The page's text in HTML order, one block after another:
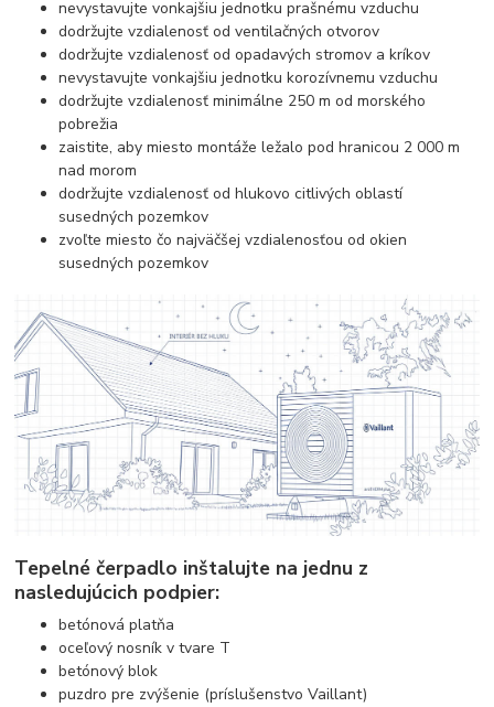
nevystavujte vonkajšiu jednotku prašnému vzduchu
dodržujte vzdialenosť od ventilačných otvorov
dodržujte vzdialenosť od opadavých stromov a kríkov
nevystavujte vonkajšiu jednotku korozívnemu vzduchu
dodržujte vzdialenosť minimálne 250 m od morského
pobrežia
zaistite, aby miesto montáže ležalo pod hranicou 2 000 m
nad morom
dodržujte vzdialenosť od hlukovo citlivých oblastí
susedných pozemkov
zvoľte miesto čo najväčšej vzdialenosťou od okien
susedných pozemkov
Tepelné čerpadlo inštalujte na jednu z
nasledujúcich podpier:
betónová platňa
oceľový nosník v tvare T
betónový blok
puzdro pre zvýšenie (príslušenstvo Vaillant)